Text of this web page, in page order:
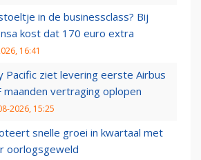
in de businessclass? Bij
kost dat 170 euro extra
16:41
Pacific ziet levering eerste Airbus
maanden vertraging oplopen
2026, 15:25
snelle groei in kwartaal met
oorlogsgeweld